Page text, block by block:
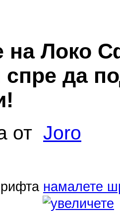
на Локо
спре да
от Joro
намалете